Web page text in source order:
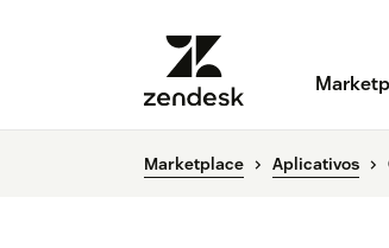
Marketplace Aplicativos